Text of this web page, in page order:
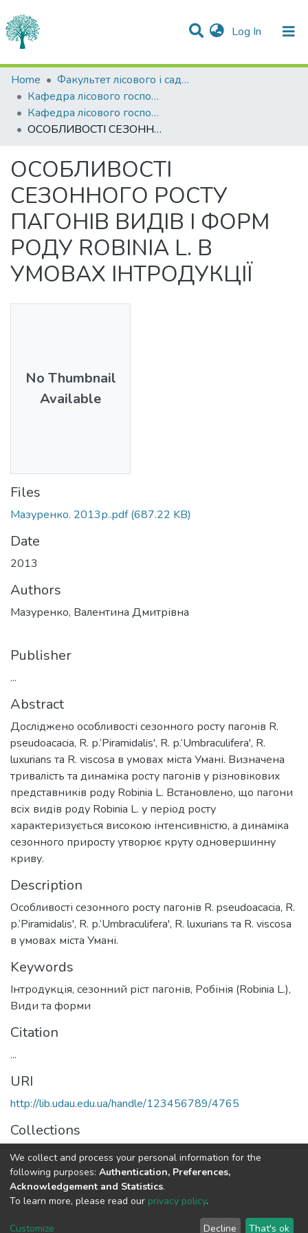
Log In (current)
Statistics
Communities & Collections
All of DSpace
Home
Факультет лісового і садово-паркового господарства
Кафедра лісового господарства
Кафедра лісового господарства
ОСОБЛИВОСТІ СЕЗОННОГО РОСТУ ПАГОНІВ ВИДІВ І ФОРМ РОДУ ROBINIA L. В УМОВАХ ІНТРОДУКЦІЇ
ОСОБЛИВОСТІ
СЕЗОННОГО РОСТУ
ПАГОНІВ ВИДІВ І ФОРМ
РОДУ ROBINIA L. В
УМОВАХ ІНТРОДУКЦІЇ
No Thumbnail
Available
Files
Мазуренко. 2013р..pdf (687.22 KB)
Date
2013
Authors
Мазуренко, Валентина Дмитрівна
Publisher
...
Abstract
Досліджено особливості сезонного росту пагонів R.
pseudoacacia, R. р.‘Piramidalis', R. р.‘Umbraculifera', R.
luxurians та R. viscosa в умовах міста Умані. Визначена
тривалість та динаміка росту пагонів у різновікових
представників роду Robinia L. Встановлено, що пагони
всіх видів роду Robinia L. у період росту
характеризується високою інтенсивністю, а динаміка
сезонного приросту утворює круту одновершинну
криву.
Description
Особливості сезонного росту пагонів R. pseudoacacia, R.
р.‘Piramidalis', R. р.‘Umbraculifera', R. luxurians та R. viscosa
в умовах міста Умані.
Keywords
Інтродукція, сезонний ріст пагонів, Робінія (Robinia L.),
Види та форми
Citation
...
URI
http://lib.udau.edu.ua/handle/123456789/4765
Collections
Кафедра лісового господарства
Full item page
DSpace software copyright © 2002-2026 LYRASIS
We collect and process your personal information for the
following purposes: Authentication, Preferences,
Acknowledgement and Statistics.
To learn more, please read our privacy policy.
Customize Decline That's ok